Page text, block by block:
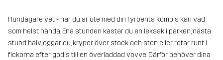
Hundägare vet - när du är ute med din fyrbenta kompis kan vad
som helst hända. Ena stunden kastar du en leksak i parken, nästa
stund halvjoggar du, kryper över stock och sten eller rotar runt i
fickorna efter godis till en överladdad vovve. Därför behöver dina